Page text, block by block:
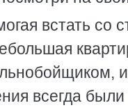
встать со
всегда